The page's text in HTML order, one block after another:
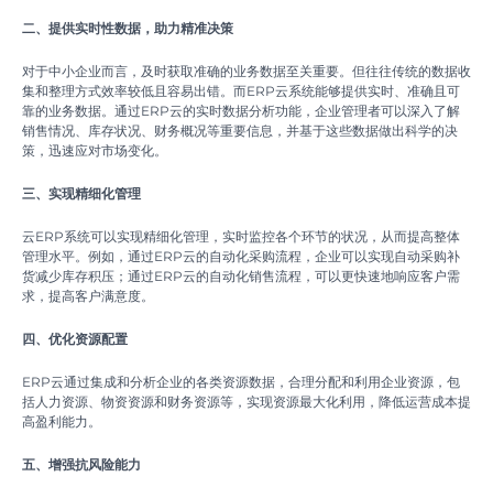
二、提供实时性数据，助力精准决策
对于中小企业而言，及时获取准确的业务数据至关重要。但往往传统的数据收
集和整理方式效率较低且容易出错。而ERP云系统能够提供实时、准确且可
靠的业务数据。通过ERP云的实时数据分析功能，企业管理者可以深入了解
销售情况、库存状况、财务概况等重要信息，并基于这些数据做出科学的决
策，迅速应对市场变化。
三、实现精细化管理
云ERP系统可以实现精细化管理，实时监控各个环节的状况，从而提高整体
管理水平。例如，通过ERP云的自动化采购流程，企业可以实现自动采购补
货减少库存积压；通过ERP云的自动化销售流程，可以更快速地响应客户需
求，提高客户满意度。
四、优化资源配置
ERP云通过集成和分析企业的各类资源数据，合理分配和利用企业资源，包
括人力资源、物资资源和财务资源等，实现资源最大化利用，降低运营成本提
高盈利能力。
五、增强抗风险能力